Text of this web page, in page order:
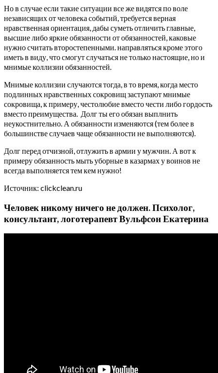
Но в случае если такие ситуации все же видятся по воле
независящих от человека событий, требуется верная
нравственная ориентация, дабы суметь отличить главные,
высшие либо яркие обязанности от обязанностей, каковые
нужно считать второстепенными. направляться кроме этого
иметь в виду, что смогут случаться не только настоящие, но и
мнимые коллизии обязанностей.
Мнимые коллизии случаются тогда, в то время, когда место
подлинных нравственных сокровищ заступают мнимые
сокровища, к примеру, честолюбие вместо чести либо гордость
вместо преимущества. Долг ты его обязан выплнить
неукостнительно. А обязанности изменяются (тем более в
большинстве случаев чаще обязанности не выполняются).
Долг перед отчизной, отлужить в армии у мужчин. А вот к
примеру обязанность мыть уборные в казармах у воинов не
всегда выполняется тем кем нужно!
Источник: clickclean.ru
Человек никому ничего не должен. Психолог,
консультант, логотерапевт Вульфсон Екатерина